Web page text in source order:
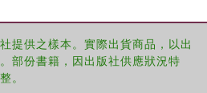
提供之樣本。實際出貨商品，以出
部份書籍，因出版社供應狀況特
。